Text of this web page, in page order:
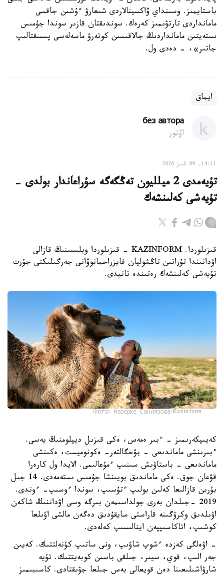
باستايمىز. وسىنداي ۆاكسينالاردى شىعارۋ ءۇشىن جاقسى
مامانداردى تارتۋىمىز كەرەك. سوندىقتان قازىر سوندا جۇمىس
ىستەيتىن مامانداردىڭ جالاقىسىن كوتەرۋ ماسەلەسى پىسىقتالىپ
جاتىر»، - دەدى ول.
ايماق
без автора
اۆتور
14:11, 09 تامىز 2026
تۇيەمدى 2 ميلليون تەڭگەگە سۇراعاندار بولدى -
تۇيەشى كەلىنشەك
قىزىلوردا. KAZINFORM - قىزىلوردا وبلىسىنىڭ قازالى
اۋدانىندا تۇراتىن تاڭشولپان فايزراحمانوۆانى جەرگىلىكتى جۇرت
تۇيەشى كەلىنشەك رەتىندە تانيدى.
Фото: Назерке Саниязова/Kazinform
كەيىپكەرىمىز - ءبىر ەمەس، ەكى قىزىل ديپلومنىڭ يەسى.
ءبىرىنشى ماماندىعى - بۋحگالتەر- ەكونوميست، ەكىنشى
ماماندىعى - باستاۋىش سىنىپ ءمۇعالىمى. الايدا ول كارەرا
قۋعان جوق. ەكى ماماندىق بويىنشا جۇمىس ىستەمەدى. 14 جىل
بۇرىن قازالىعا كەلىن بولىپ ءتۇسىپ، سوندا ءوسىپ- ءوندى.
2019 -جىلدان بەرى جولداسىمەن بىرگە وسى اۋداننىڭ شاكەن
اۋىلدىق وكرۋگىنە قاراستى سايقۇدىق دەگەن مالشى اۋىلعا
كوشىپ، اتاكاسىپپەن اينالىسىپ كەلەدى.
- اۋەلگى كەزدە ءشوپ شاۋىپ، ونى ساتىپ كۇنەلتتىك. كەيىن
جەر الىپ، قوي، سيىر، جىلقى باسىن كوبەيتتىك. تۇيە
شارۋاشىلىعىنا دەن قويعالى بەس جىلعا جۋىقتادى. كاسىبىمىز